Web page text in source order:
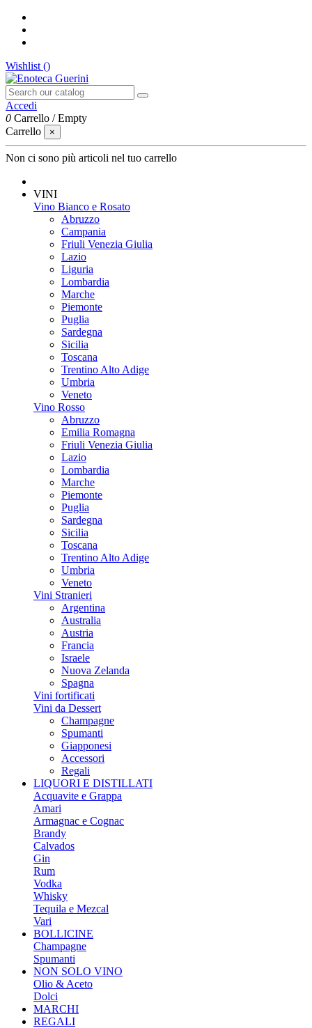
Wishlist ()
Accedi
0 Carrello /Empty
Carrello
×
Non ci sono più articoli nel tuo carrello
VINI
Vino Bianco e Rosato
Abruzzo
Campania
Friuli Venezia Giulia
Lazio
Liguria
Lombardia
Marche
Piemonte
Puglia
Sardegna
Sicilia
Toscana
Trentino Alto Adige
Umbria
Veneto
Vino Rosso
Abruzzo
Emilia Romagna
Friuli Venezia Giulia
Lazio
Lombardia
Marche
Piemonte
Puglia
Sardegna
Sicilia
Toscana
Trentino Alto Adige
Umbria
Veneto
Vini Stranieri
Argentina
Australia
Austria
Francia
Israele
Nuova Zelanda
Spagna
Vini fortificati
Vini da Dessert
Champagne
Spumanti
Giapponesi
Accessori
Regali
LIQUORI E DISTILLATI
Acquavite e Grappa
Amari
Armagnac e Cognac
Brandy
Calvados
Gin
Rum
Vodka
Whisky
Tequila e Mezcal
Vari
BOLLICINE
Champagne
Spumanti
NON SOLO VINO
Olio & Aceto
Dolci
MARCHI
REGALI